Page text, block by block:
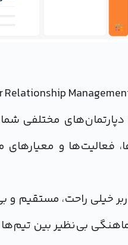
مختلفی
فعالیت‌ها و
خیلی راحت،
بی‌نظیر بین